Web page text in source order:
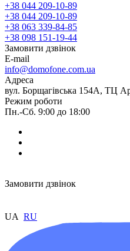
+38 044 209-10-89
+38 044 209-10-89
+38 063 339-84-85
+38 098 151-19-44
Замовити дзвінок
E-mail
info@domofone.com.ua
Адреса
вул. Борщагівська 154А, ТЦ
Режим роботи
Пн.-Сб. 9:00 до 18:00
Замовити дзвінок
UA RU